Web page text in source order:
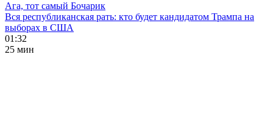
Ага, тот самый Бочарик
Вся республиканская рать: кто будет кандидатом Трампа на
выборах в США
01:32
25 мин